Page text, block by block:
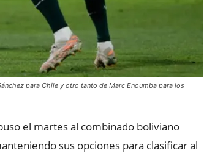
para Chile y otro tanto de Marc Enoumba para los
el martes al combinado boliviano
sus opciones para clasificar al